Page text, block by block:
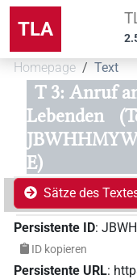
TLA
Homepage Text
T 3: Anruf
Lebenden
E)
Sätze des
Persistente ID:
ID kopieren
Persistente URL: